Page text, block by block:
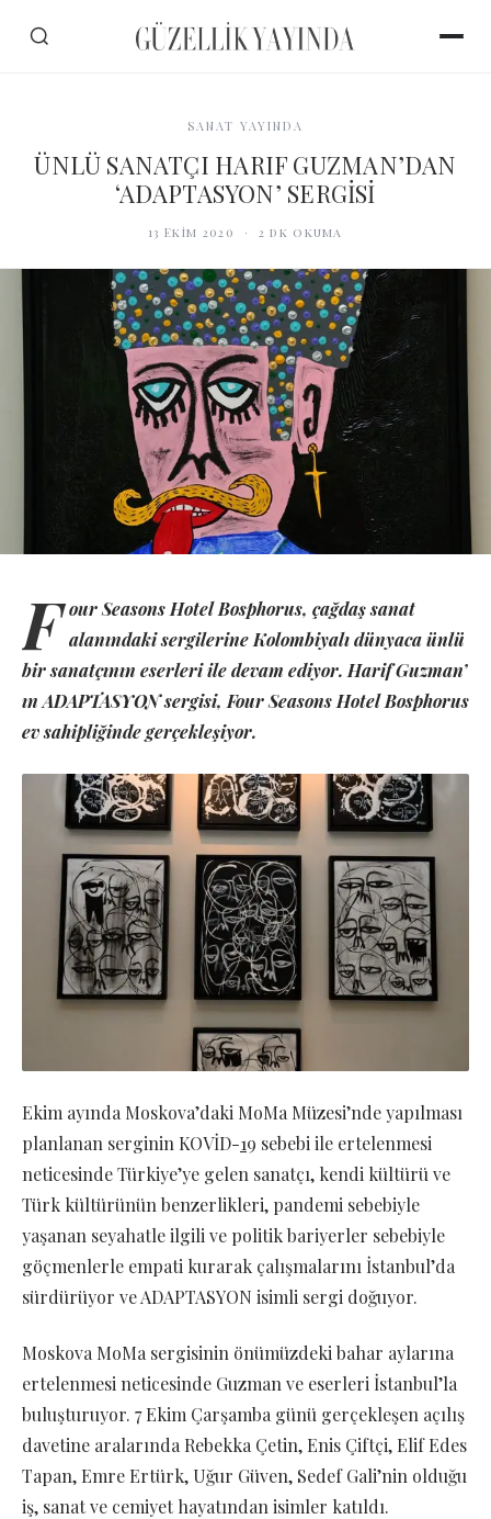
SANAT YAYINDA
ÜNLÜ SANATÇI HARIF GUZMAN’DAN
‘ADAPTASYON’ SERGİSİ
13 Ekim 2020 · 2 dk okuma
F our Seasons Hotel Bosphorus, çağdaş sanat
alanındaki sergilerine Kolombiyalı dünyaca ünlü
bir sanatçının eserleri ile devam ediyor. Harif Guzman’
ın ADAPTASYON sergisi, Four Seasons Hotel Bosphorus
ev sahipliğinde gerçekleşiyor.
Ekim ayında Moskova’daki MoMa Müzesi’nde yapılması
planlanan serginin KOVİD-19 sebebi ile ertelenmesi
neticesinde Türkiye’ye gelen sanatçı, kendi kültürü ve
Türk kültürünün benzerlikleri, pandemi sebebiyle
yaşanan seyahatle ilgili ve politik bariyerler sebebiyle
göçmenlerle empati kurarak çalışmalarını İstanbul’da
sürdürüyor ve ADAPTASYON isimli sergi doğuyor.
Moskova MoMa sergisinin önümüzdeki bahar aylarına
ertelenmesi neticesinde Guzman ve eserleri İstanbul’la
buluşturuyor. 7 Ekim Çarşamba günü gerçekleşen açılış
davetine aralarında Rebekka Çetin, Enis Çiftçi, Elif Edes
Tapan, Emre Ertürk, Uğur Güven, Sedef Gali’nin olduğu
iş, sanat ve cemiyet hayatından isimler katıldı.